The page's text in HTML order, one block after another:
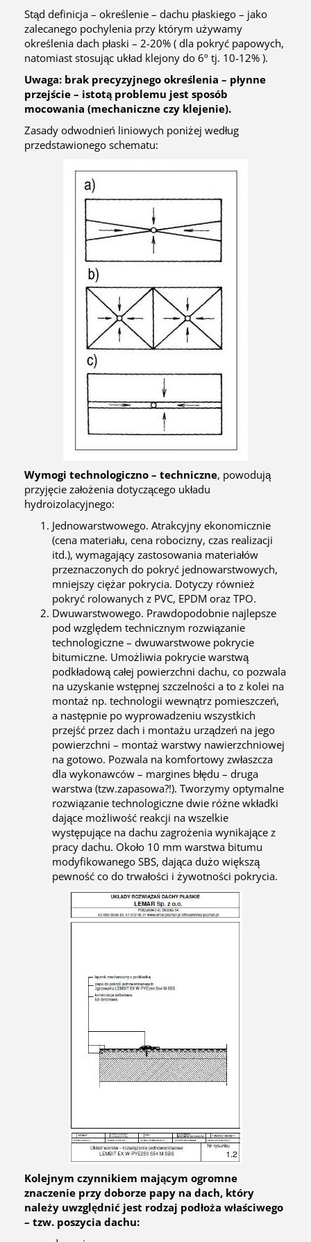
Stąd definicja – określenie – dachu płaskiego – jako
zalecanego pochylenia przy którym używamy
określenia dach płaski – 2-20% ( dla pokryć papowych,
natomiast stosując układ klejony do 6º tj. 10-12% ).
Uwaga: brak precyzyjnego określenia – płynne
przejście – istotą problemu jest sposób
mocowania (mechaniczne czy klejenie).
Zasady odwodnień liniowych poniżej według
przedstawionego schematu:
Wymogi technologiczno – techniczne, powodują
przyjęcie założenia dotyczącego układu
hydroizolacyjnego:
Jednowarstwowego. Atrakcyjny ekonomicznie
(cena materiału, cena robocizny, czas realizacji
itd.), wymagający zastosowania materiałów
przeznaczonych do pokryć jednowarstwowych,
mniejszy ciężar pokrycia. Dotyczy również
pokryć rolowanych z PVC, EPDM oraz TPO.
Dwuwarstwowego. Prawdopodobnie najlepsze
pod względem technicznym rozwiązanie
technologiczne – dwuwarstwowe pokrycie
bitumiczne. Umożliwia pokrycie warstwą
podkładową całej powierzchni dachu, co pozwala
na uzyskanie wstępnej szczelności a to z kolei na
montaż np. technologii wewnątrz pomieszczeń,
a następnie po wyprowadzeniu wszystkich
przejść przez dach i montażu urządzeń na jego
powierzchni – montaż warstwy nawierzchniowej
na gotowo. Pozwala na komfortowy zwłaszcza
dla wykonawców – margines błędu – druga
warstwa (tzw.zapasowa?!). Tworzymy optymalne
rozwiązanie technologiczne dwie różne wkładki
dające możliwość reakcji na wszelkie
występujące na dachu zagrożenia wynikające z
pracy dachu. Około 10 mm warstwa bitumu
modyfikowanego SBS, dająca dużo większą
pewność co do trwałości i żywotności pokrycia.
Kolejnym czynnikiem mającym ogromne
znaczenie przy doborze papy na dach, który
należy uwzględnić jest rodzaj podłoża właściwego
– tzw. poszycia dachu: